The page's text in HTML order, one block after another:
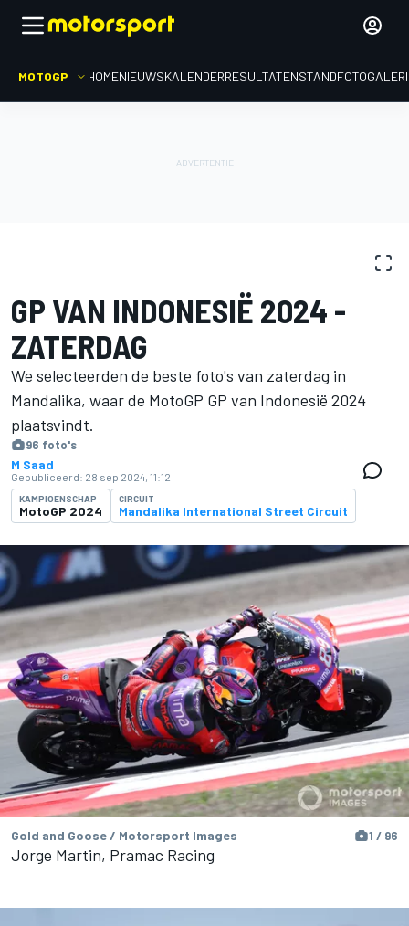
MOTOGP HOMENIEUWSKALENDERRESULTATENSTAND
GP VAN INDONESIË 2024 -
ZATERDAG
We selecteerden de beste foto's van zaterdag in
Mandalika, waar de MotoGP GP van Indonesië 2024
plaatsvindt.
96 foto's
M Saad
Gepubliceerd: 28 sep 2024, 11:12
KAMPIOENSCHAP
MotoGP 2024
CIRCUIT
Mandalika International Street Circuit
Gold and Goose / Motorsport Images 1 / 96
Jorge Martin, Pramac Racing